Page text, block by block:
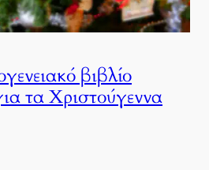
βιβλίο
τα Χριστούγεννα